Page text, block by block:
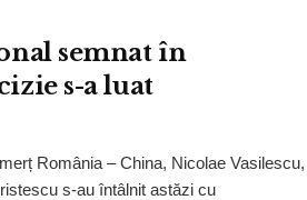
semnat în
s-a luat
România – China, Nicolae Vasilescu,
s-au întâlnit astăzi cu